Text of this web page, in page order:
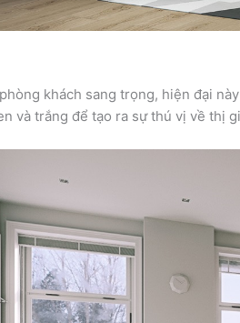
khách sang trọng, hiện đại
và trắng để tạo ra sự thú vị về thị